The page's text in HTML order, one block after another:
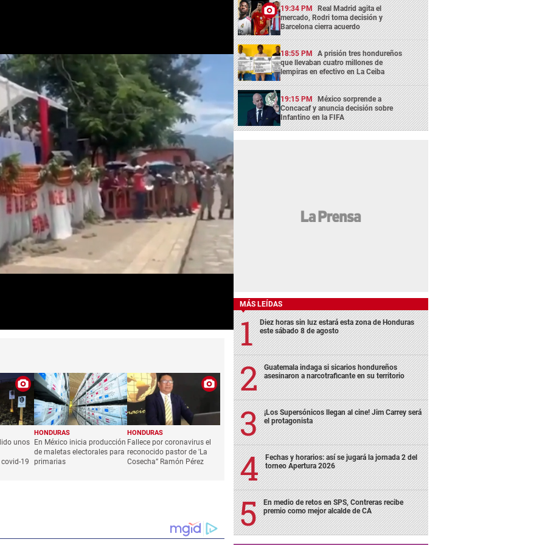
unos
19
HONDURAS
En México inicia producción
de maletas electorales para
primarias
HONDURAS
Fallece por coronavirus el
reconocido pastor de 'La
Cosecha” Ramón Pérez
19:34 PM Real Madrid agita el
mercado, Rodri toma decisión y
Barcelona cierra acuerdo
18:55 PM A prisión tres hondureños
que llevaban cuatro millones de
lempiras en efectivo en La Ceiba
19:15 PM México sorprende a
Concacaf y anuncia decisión sobre
Infantino en la FIFA
MÁS LEÍDAS
Diez horas sin luz estará esta zona de Honduras
este sábado 8 de agosto
Guatemala indaga si sicarios hondureños
asesinaron a narcotraficante en su territorio
¡Los Supersónicos llegan al cine! Jim Carrey será
el protagonista
Fechas y horarios: así se jugará la jornada 2 del
torneo Apertura 2026
En medio de retos en SPS, Contreras recibe
premio como mejor alcalde de CA